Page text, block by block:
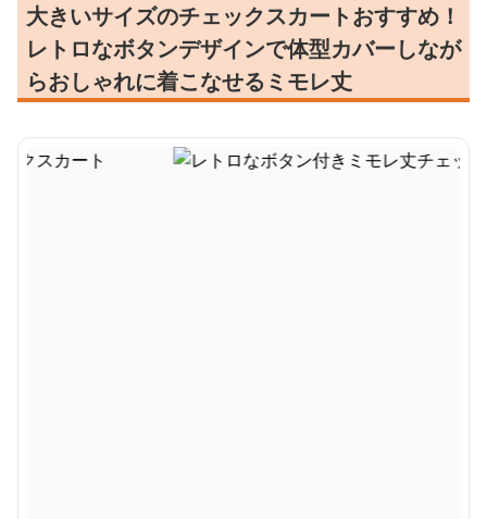
大きいサイズのチェックスカートおすすめ！
レトロなボタンデザインで体型カバーしなが
らおしゃれに着こなせるミモレ丈